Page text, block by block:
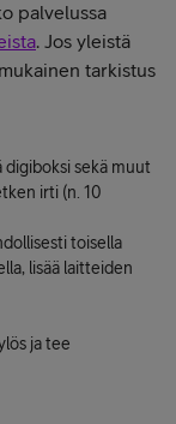
palvelussa
. Jos yleistä
tarkistus
digiboksi sekä muut
irti (n. 10
toisella
lisää laitteiden
ja tee